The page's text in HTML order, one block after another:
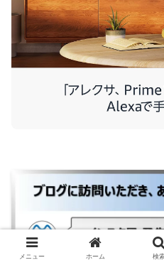
メニュー ホーム 検